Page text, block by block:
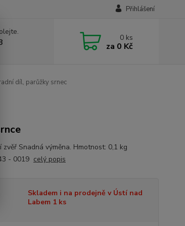
Přihlášení
0 ks
za 0 Kč
díl, parůžky srnec
zvěř Snadná výměna. Hmotnost: 0,1 kg
- 0019 celý popis
Skladem i na prodejně v Ústí nad
Labem 1 ks